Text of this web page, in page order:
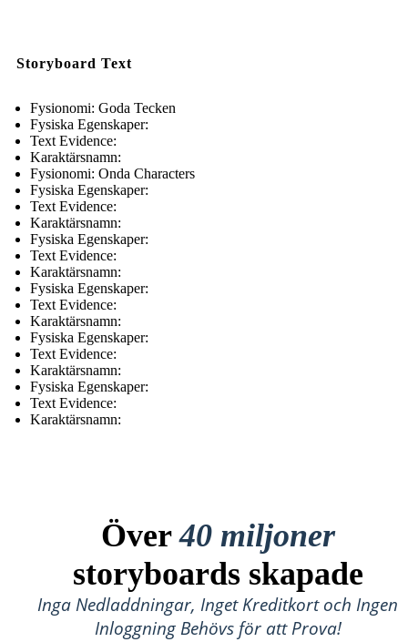
Storyboard Text
Fysionomi: Goda Tecken
Fysiska Egenskaper:
Text Evidence:
Karaktärsnamn:
Fysionomi: Onda Characters
Fysiska Egenskaper:
Text Evidence:
Karaktärsnamn:
Fysiska Egenskaper:
Text Evidence:
Karaktärsnamn:
Fysiska Egenskaper:
Text Evidence:
Karaktärsnamn:
Fysiska Egenskaper:
Text Evidence:
Karaktärsnamn:
Fysiska Egenskaper:
Text Evidence:
Karaktärsnamn:
Över40 miljoner
storyboards skapade
Inga Nedladdningar, Inget Kreditkort och Ingen
Inloggning Behövs för att Prova!